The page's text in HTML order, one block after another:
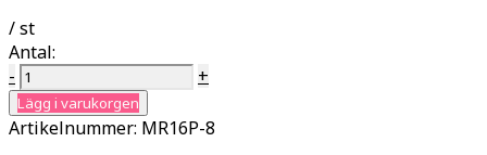
/ st
Antal:
-
+
Lägg i varukorgen
Artikelnummer: MR16P-8